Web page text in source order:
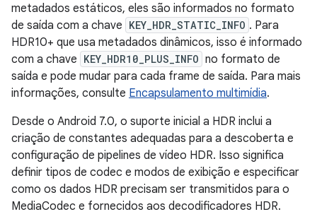
metadados estáticos, eles são informados no formato
de saída com a chave KEY_HDR_STATIC_INFO . Para
HDR10+ que usa metadados dinâmicos, isso é informado
com a chave KEY_HDR10_PLUS_INFO no formato de
saída e pode mudar para cada frame de saída. Para mais
informações, consulte Encapsulamento multimídia.
Desde o Android 7.0, o suporte inicial a HDR inclui a
criação de constantes adequadas para a descoberta e
configuração de pipelines de vídeo HDR. Isso significa
definir tipos de codec e modos de exibição e especificar
como os dados HDR precisam ser transmitidos para o
MediaCodec e fornecidos aos decodificadores HDR.